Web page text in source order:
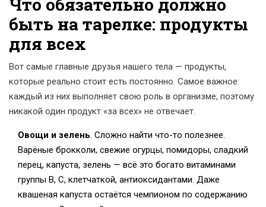
Что обязательно должно
быть на тарелке: продукты
для всех
Вот самые главные друзья нашего тела — продукты,
которые реально стоит есть постоянно. Самое важное:
каждый из них выполняет свою роль в организме, поэтому
никакой один продукт «за всех» не отвечает.
Овощи и зелень. Сложно найти что-то полезнее.
Варёные брокколи, свежие огурцы, помидоры, сладкий
перец, капуста, зелень — всё это богато витаминами
группы B, C, клетчаткой, антиоксидантами. Даже
квашеная капуста остаётся чемпионом по содержанию